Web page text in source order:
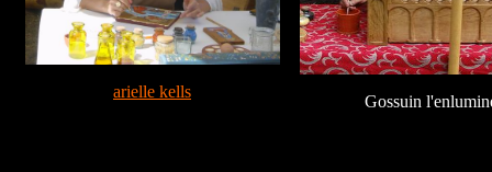
arielle kells
Gossuin